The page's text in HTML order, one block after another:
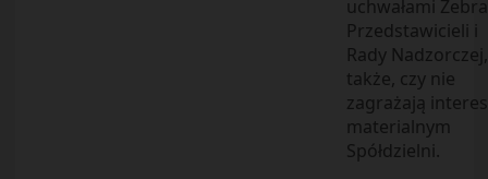
uchwałami
Przedstawicieli i
Rady
także, czy nie
zagrażają
materialnym
Spółdzielni.